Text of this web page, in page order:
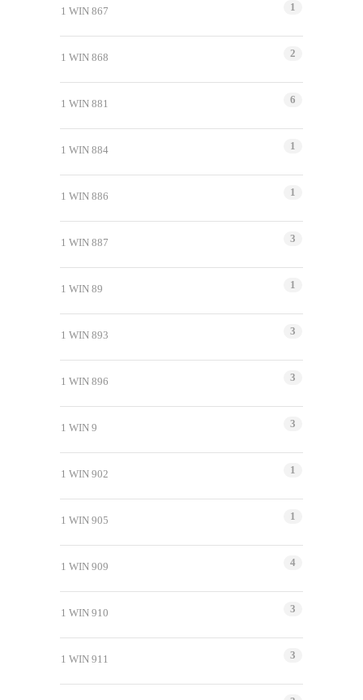
1 WIN 867 1
1 WIN 868 2
1 WIN 881 6
1 WIN 884 1
1 WIN 886 1
1 WIN 887 3
1 WIN 89 1
1 WIN 893 3
1 WIN 896 3
1 WIN 9 3
1 WIN 902 1
1 WIN 905 1
1 WIN 909 4
1 WIN 910 3
1 WIN 911 3